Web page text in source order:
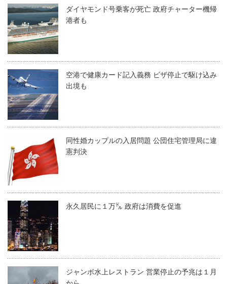
ダイヤモンド号乗客が死亡 政府チャーター機帰
港者も
空港で健康カード記入義務 ビザ停止で駆け込み
出境も
同性婚カップルの入居問題 公団住宅管理局に違
憲判決
永久居民に１万㌦ 政府は消費を促進
ジャンボ水上レストラン 営業停止の予兆は１月